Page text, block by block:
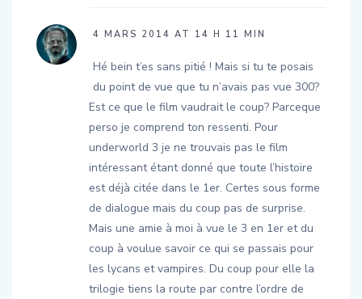
4 MARS 2014 AT 14 H 11 MIN
Hé bein t’es sans pitié ! Mais si tu te posais
du point de vue que tu n’avais pas vue 300?
Est ce que le film vaudrait le coup? Parceque
perso je comprend ton ressenti. Pour
underworld 3 je ne trouvais pas le film
intéressant étant donné que toute l’histoire
est déjà citée dans le 1er. Certes sous forme
de dialogue mais du coup pas de surprise.
Mais une amie à moi à vue le 3 en 1er et du
coup à voulue savoir ce qui se passais pour
les lycans et vampires. Du coup pour elle la
trilogie tiens la route par contre l’ordre de